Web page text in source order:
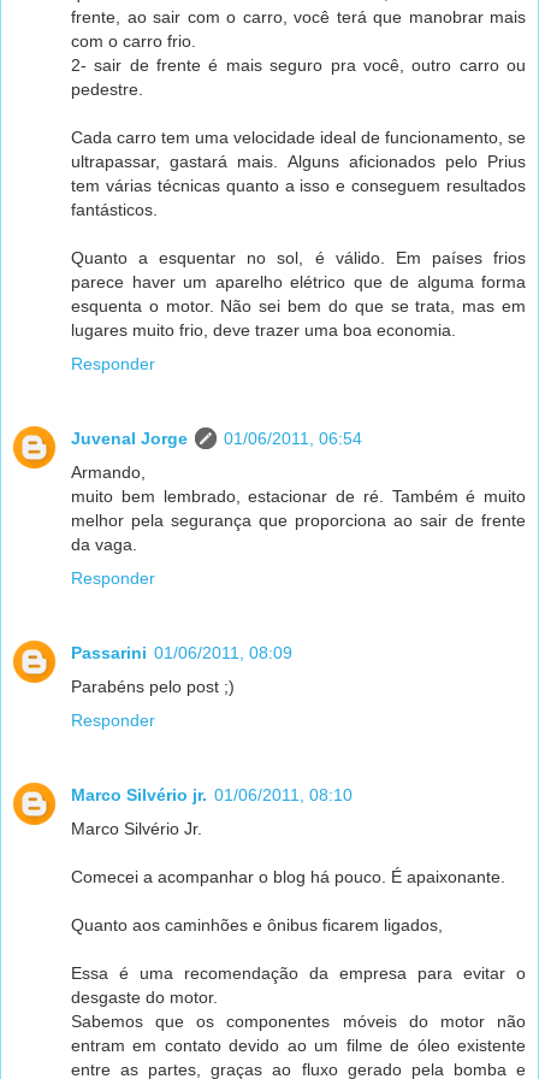
frente, ao sair com o carro, você terá que manobrar mais
com o carro frio.
2- sair de frente é mais seguro pra você, outro carro ou
pedestre.
Cada carro tem uma velocidade ideal de funcionamento, se
ultrapassar, gastará mais. Alguns aficionados pelo Prius
tem várias técnicas quanto a isso e conseguem resultados
fantásticos.
Quanto a esquentar no sol, é válido. Em países frios
parece haver um aparelho elétrico que de alguma forma
esquenta o motor. Não sei bem do que se trata, mas em
lugares muito frio, deve trazer uma boa economia.
Responder
Juvenal Jorge
01/06/2011, 06:54
Armando,
muito bem lembrado, estacionar de ré. Também é muito
melhor pela segurança que proporciona ao sair de frente
da vaga.
Responder
Passarini 01/06/2011, 08:09
Parabéns pelo post ;)
Responder
Marco Silvério jr. 01/06/2011, 08:10
Marco Silvério Jr.
Comecei a acompanhar o blog há pouco. É apaixonante.
Quanto aos caminhões e ônibus ficarem ligados,
Essa é uma recomendação da empresa para evitar o
desgaste do motor.
Sabemos que os componentes móveis do motor não
entram em contato devido ao um filme de óleo existente
entre as partes, graças ao fluxo gerado pela bomba e